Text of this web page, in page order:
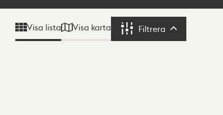
Visa lista Visa karta Filtrera Filtrera